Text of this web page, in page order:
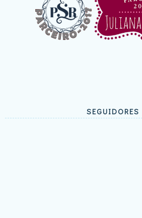
SEGUIDORES